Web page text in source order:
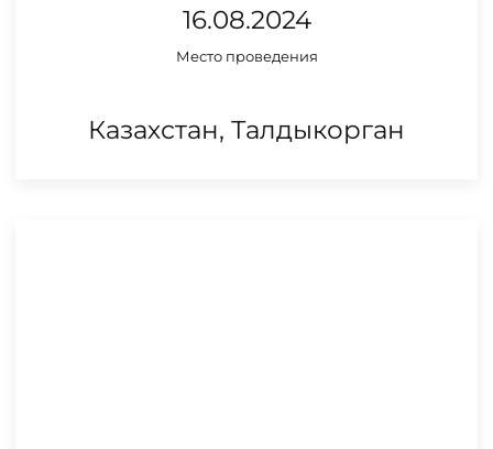
16.08.2024
Место проведения
Казахстан, Талдыкорган